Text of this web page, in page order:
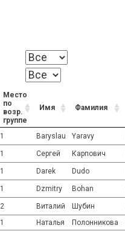
Место
по
возр.
группе
Имя Фамилия
1 Baryslau Yaravy
1 Сергей Карпович
1 Darek Dudo
1 Dzmitry Bohan
2 Виталий Шубин
1 Наталья Полонникова